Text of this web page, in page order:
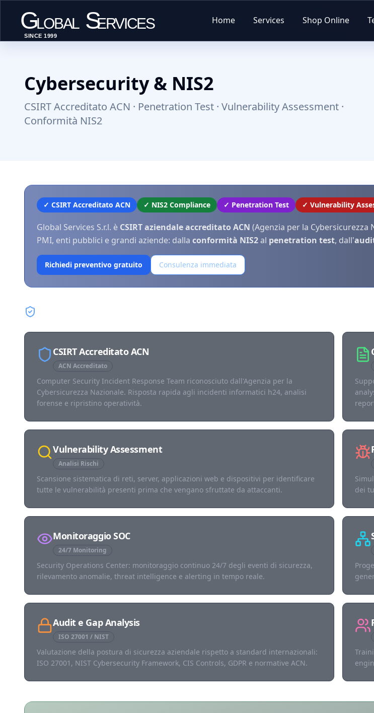
SINCE 1999
GLOBAL SERVICES Home Services Shop Online
Cybersecurity & NIS2
CSIRT Accreditato ACN · Penetration Test · Vulnerability Assessment ·
Conformità NIS2
✓ CSIRT Accreditato ACN ✓ NIS2 Compliance ✓ Penetration Test ✓ Vulnerability
Global Services S.r.l. è CSIRT aziendale accreditato ACN (Agenzia per la
PMI, enti pubblici e grandi aziende: dalla conformità NIS2al penetration test, dall'
Richiedi preventivo gratuito Consulenza immediata
CSIRT Accreditato ACN
ACN Accreditato
Computer Security Incident Response Team riconosciuto dall'Agenzia per la
Cybersicurezza Nazionale. Risposta rapida agli incidenti informatici h24, analisi
forense e ripristino operatività.
Vulnerability Assessment
Analisi Rischi
Scansione sistematica di reti, server, applicazioni web e dispositivi per identificare
tutte le vulnerabilità presenti prima che vengano sfruttate da attaccanti.
dei
Monitoraggio SOC
24/7 Monitoring
Security Operations Center: monitoraggio continuo 24/7 degli eventi di sicurezza,
rilevamento anomalie, threat intelligence e alerting in tempo reale.
Audit e Gap Analysis
ISO 27001 / NIST
Valutazione della postura di sicurezza aziendale rispetto a standard internazionali:
ISO 27001, NIST Cybersecurity Framework, CIS Controls, GDPR e normative ACN.